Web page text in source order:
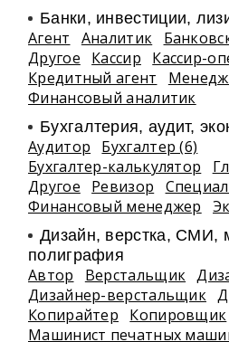
Банки, инвестиции,
Агент Аналитик
Другое
Кассир
Кассир-
Кредитный агент
Финансовый аналитик
Бухгалтерия, аудит,
Аудитор
Бухгалтер (6)
Бухгалтер-калькулятор
Другое
Ревизор
Финансовый менеджер
Дизайн, верстка, СМИ,
полиграфия
Автор Верстальщик
Дизайнер-верстальщик
Копирайтер
Копировщик
Машинист печатных